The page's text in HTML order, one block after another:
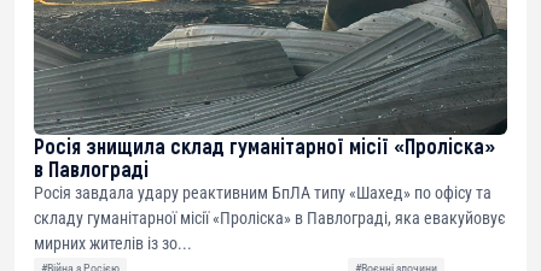
Росія знищила склад гуманітарної місії «Проліска»
в Павлограді
Росія завдала удару реактивним БпЛА типу «Шахед» по офісу та
складу гуманітарної місії «Проліска» в Павлограді, яка евакуйовує
мирних жителів із зо...
#Війна з Росією
#Воєнні злочини